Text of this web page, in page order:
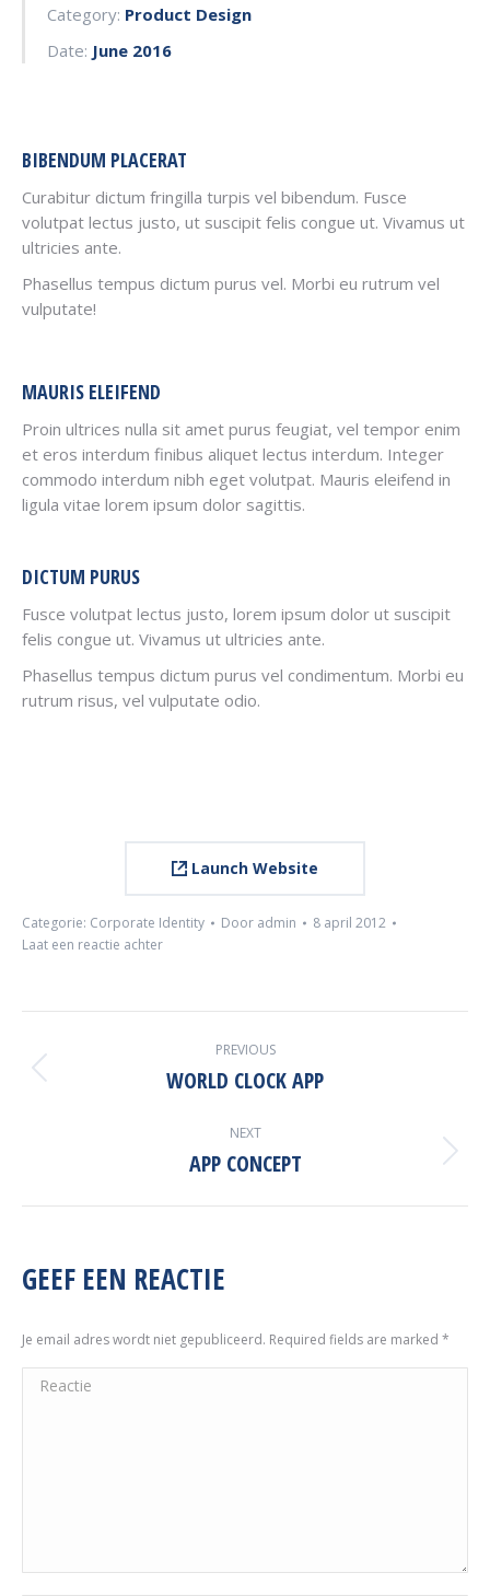
Category: Product Design
Date: June 2016
BIBENDUM PLACERAT
Curabitur dictum fringilla turpis vel bibendum. Fusce
volutpat lectus justo, ut suscipit felis congue ut. Vivamus ut
ultricies ante.
Phasellus tempus dictum purus vel. Morbi eu rutrum vel
vulputate!
MAURIS ELEIFEND
Proin ultrices nulla sit amet purus feugiat, vel tempor enim
et eros interdum finibus aliquet lectus interdum. Integer
commodo interdum nibh eget volutpat. Mauris eleifend in
ligula vitae lorem ipsum dolor sagittis.
DICTUM PURUS
Fusce volutpat lectus justo, lorem ipsum dolor ut suscipit
felis congue ut. Vivamus ut ultricies ante.
Phasellus tempus dictum purus vel condimentum. Morbi eu
rutrum risus, vel vulputate odio.
Launch Website
Categorie: Corporate Identity Door admin
8 april 2012
Laat een reactie achter
NAVIGATION
PREVIOUS
Previous
WORLD CLOCK APP
NEXT
Next
APP CONCEPT
GEEF EEN REACTIE
Je email adres wordt niet gepubliceerd. Required fields are marked *
Reactie